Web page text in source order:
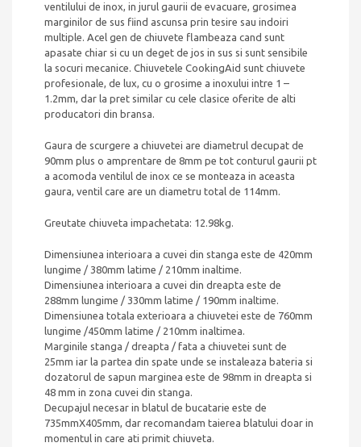
ventilului de inox, in jurul gaurii de evacuare, grosimea
marginilor de sus fiind ascunsa prin tesire sau indoiri
multiple. Acel gen de chiuvete flambeaza cand sunt
apasate chiar si cu un deget de jos in sus si sunt sensibile
la socuri mecanice. Chiuvetele CookingAid sunt chiuvete
profesionale, de lux, cu o grosime a inoxului intre 1 –
1.2mm, dar la pret similar cu cele clasice oferite de alti
producatori din bransa.
Gaura de scurgere a chiuvetei are diametrul decupat de
90mm plus o amprentare de 8mm pe tot conturul gaurii pt
a acomoda ventilul de inox ce se monteaza in aceasta
gaura, ventil care are un diametru total de 114mm.
Greutate chiuveta impachetata: 12.98kg.
Dimensiunea interioara a cuvei din stanga este de 420mm
lungime / 380mm latime / 210mm inaltime.
Dimensiunea interioara a cuvei din dreapta este de
288mm lungime / 330mm latime / 190mm inaltime.
Dimensiunea totala exterioara a chiuvetei este de 760mm
lungime /450mm latime / 210mm inaltimea.
Marginile stanga / dreapta / fata a chiuvetei sunt de
25mm iar la partea din spate unde se instaleaza bateria si
dozatorul de sapun marginea este de 98mm in dreapta si
48 mm in zona cuvei din stanga.
Decupajul necesar in blatul de bucatarie este de
735mmX405mm, dar recomandam taierea blatului doar in
momentul in care ati primit chiuveta.